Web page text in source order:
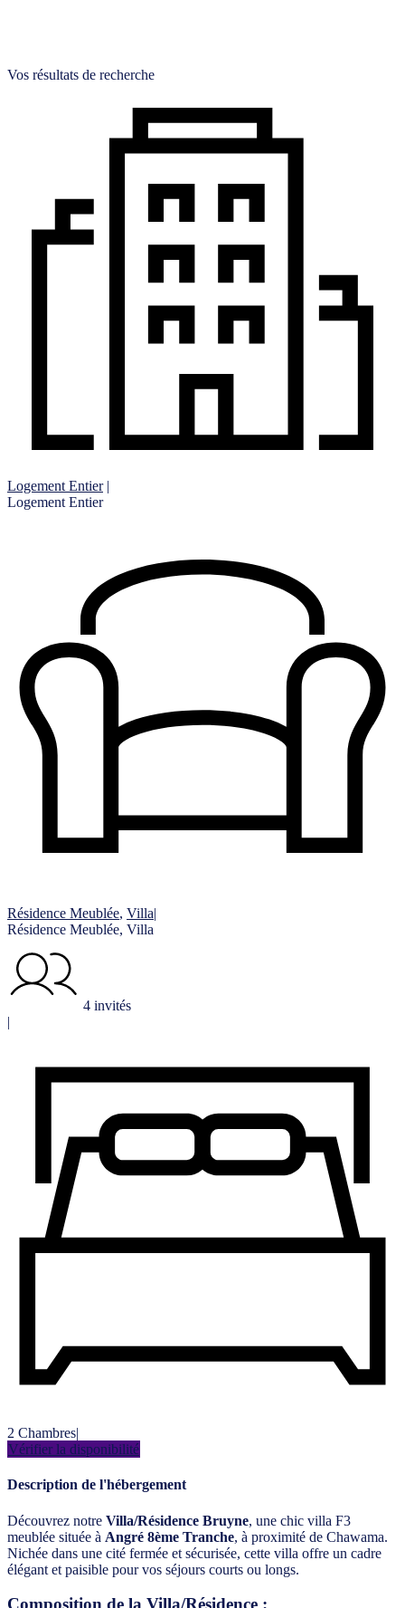
Vos résultats de recherche
Logement Entier |
Logement Entier
Résidence Meublée, Villa|
Résidence Meublée, Villa
4 invités
|
2 Chambres|
Vérifier la disponibilité
Description de l'hébergement
Découvrez notre Villa/Résidence Bruyne, une chic villa F3
meublée située à Angré 8ème Tranche, à proximité de Chawama.
Nichée dans une cité fermée et sécurisée, cette villa offre un cadre
élégant et paisible pour vos séjours courts ou longs.